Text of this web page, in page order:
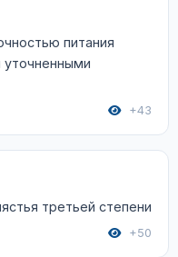
питания
уточненными
+43
третьей степени
+50